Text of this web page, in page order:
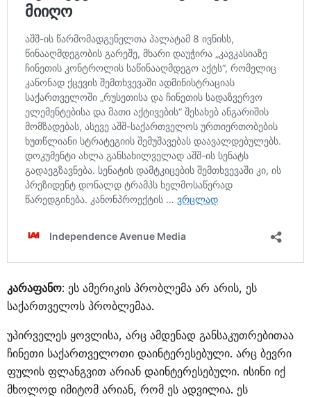
კარაფანო: ეს ამერიკის პრობლემა არ არის, ეს
საქართველოს პრობლემაა.
უპირველეს ყოვლისა, არც ამდენად განსაკუთრებითაა
ჩინეთი საქართველოთი დაინტერესებული. არც ბევრი
ფულის ფლანგვით არიან დაინტერესებული. ისინი იქ
მხოლოდ იმიტომ არიან, რომ ეს ადვილია. ეს